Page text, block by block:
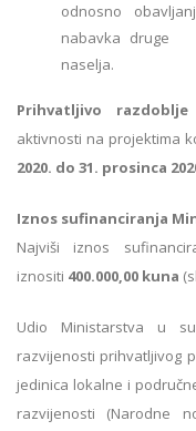
odnosno
nabavka druge
naselja.
Prihvatljivo
aktivnosti na projektima
2020. do 31. prosinca
Iznos sufinanciranja
Najviši iznos
iznositi 400.000,00 kuna
Udio Ministarstva u
razvijenosti prihvatljivog
jedinica lokalne i
razvijenosti (Narodne